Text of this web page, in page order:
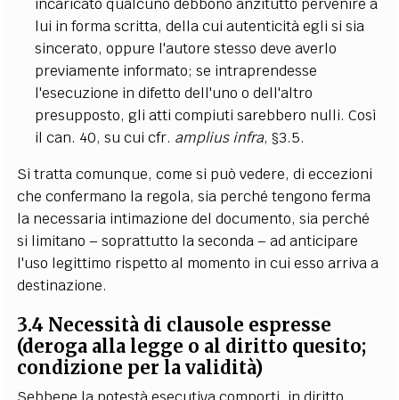
incaricato qualcuno debbono anzitutto pervenire a
lui in forma scritta, della cui autenticità egli si sia
sincerato, oppure l'autore stesso deve averlo
previamente informato; se intraprendesse
l'esecuzione in difetto dell'uno o dell'altro
presupposto, gli atti compiuti sarebbero nulli. Così
il can. 40, su cui cfr. amplius infra, §3.5.
Si tratta comunque, come si può vedere, di eccezioni
che confermano la regola, sia perché tengono ferma
la necessaria intimazione del documento, sia perché
si limitano – soprattutto la seconda – ad anticipare
l'uso legittimo rispetto al momento in cui esso arriva a
destinazione.
3.4 Necessità di clausole espresse
(deroga alla legge o al diritto quesito;
condizione per la validità)